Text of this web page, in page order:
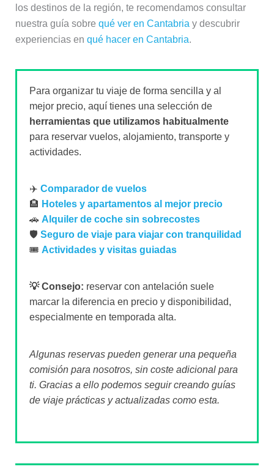
los destinos de la región, te recomendamos consultar
nuestra guía sobre qué ver en Cantabria y descubrir
experiencias en qué hacer en Cantabria.
Para organizar tu viaje de forma sencilla y al
mejor precio, aquí tienes una selección de
herramientas que utilizamos habitualmente
para reservar vuelos, alojamiento, transporte y
actividades.
✈️ Comparador de vuelos
🏨
Hoteles y apartamentos al mejor precio
🚗 Alquiler de coche sin sobrecostes
🛡️ Seguro de viaje para viajar con tranquilidad
🎟️ Actividades y visitas guiadas
💡 Consejo: reservar con antelación suele
marcar la diferencia en precio y disponibilidad,
especialmente en temporada alta.
Algunas reservas pueden generar una pequeña
comisión para nosotros, sin coste adicional para
ti. Gracias a ello podemos seguir creando guías
de viaje prácticas y actualizadas como esta.